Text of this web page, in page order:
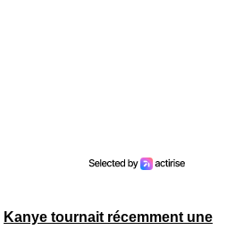
Kanye tournait récemment une